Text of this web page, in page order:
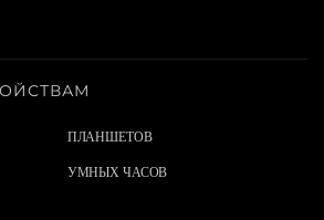
ПЛАНШЕТОВ
УМНЫХ ЧАСОВ